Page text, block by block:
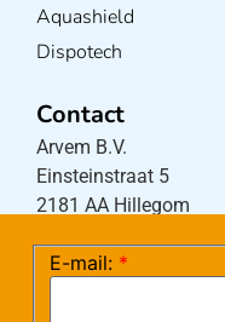
Aquashield
Dispotech
Contact
Arvem B.V.
Einsteinstraat 5
2181 AA Hillegom
E-mail: *